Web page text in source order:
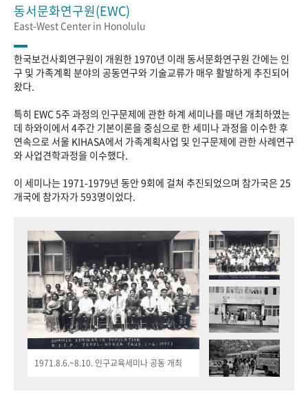
동서문화연구원(EWC)
East-West Center in Honolulu
한국보건사회연구원이 개원한 1970년 이래 동서문화연구원 간에는 인
구 및 가족계획 분야의 공동연구와 기술교류가 매우 활발하게 추진되어
왔다.
특히 EWC 5주 과정의 인구문제에 관한 하계 세미나를 매년 개최하였는
데 하와이에서 4주간 기본이론을 중심으로 한 세미나 과정을 이수한 후
연속으로 서울 KIHASA에서 가족계획사업 및 인구문제에 관한 사례연구
와 사업견학과정을 이수했다.
이 세미나는 1971-1979년 동안 9회에 걸쳐 추진되었으며 참가국은 25
개국에 참가자가 593명이었다.
1971.8.6.~8.10. 인구교육세미나 공동 개최